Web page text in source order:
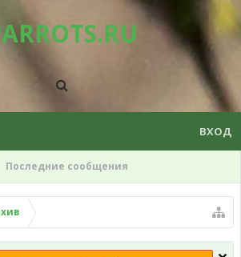
Последние сообщения
ВХОД